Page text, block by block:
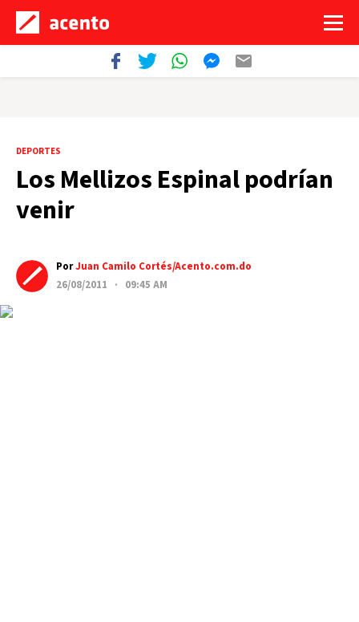
DEPORTES
Los Mellizos Espinal podrían
venir
PorJuan Camilo Cortés/Acento.com.do
26/08/2011 · 09:45 AM